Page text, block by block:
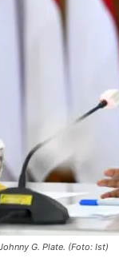
G. Plate. (Foto: Ist)